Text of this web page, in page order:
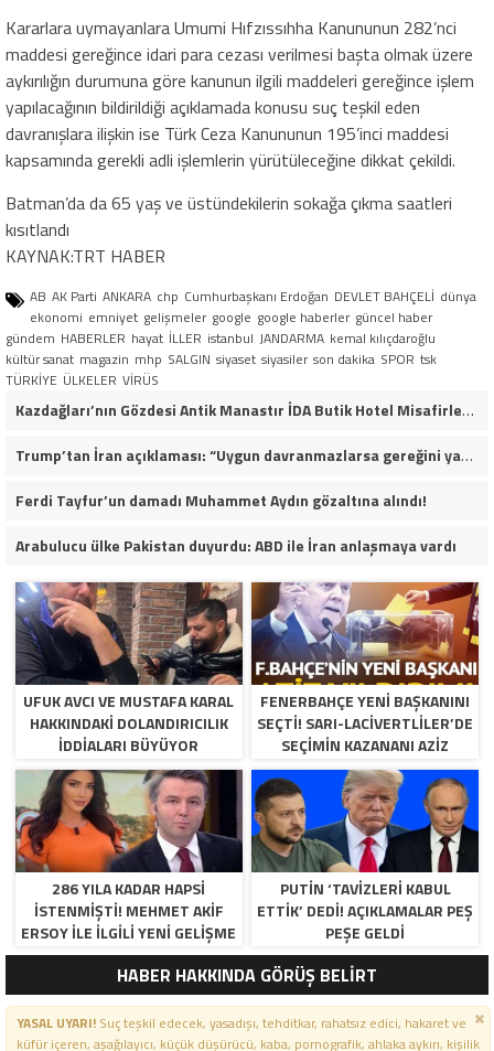
Kararlara uymayanlara Umumi Hıfzıssıhha Kanununun 282’nci
maddesi gereğince idari para cezası verilmesi başta olmak üzere
aykırılığın durumuna göre kanunun ilgili maddeleri gereğince işlem
yapılacağının bildirildiği açıklamada konusu suç teşkil eden
davranışlara ilişkin ise Türk Ceza Kanununun 195’inci maddesi
kapsamında gerekli adli işlemlerin yürütüleceğine dikkat çekildi.
Batman’da da 65 yaş ve üstündekilerin sokağa çıkma saatleri
kısıtlandı
KAYNAK:TRT HABER
AB AK Parti ANKARA chp Cumhurbaşkanı Erdoğan DEVLET BAHÇELİ dünya
ekonomi emniyet gelişmeler google google haberler güncel haber
gündem HABERLER hayat İLLER istanbul JANDARMA kemal kılıçdaroğlu
kültür sanat magazin mhp SALGIN siyaset siyasiler son dakika SPOR tsk
TÜRKİYE ÜLKELER VİRÜS
Kazdağları’nın Gözdesi Antik Manastır İDA Butik Hotel Misafirlerinden Tam Not Alıyor
Trump’tan İran açıklaması: “Uygun davranmazlarsa gereğini yaparım”
Ferdi Tayfur’un damadı Muhammet Aydın gözaltına alındı!
Arabulucu ülke Pakistan duyurdu: ABD ile İran anlaşmaya vardı
UFUK AVCI VE MUSTAFA KARAL
HAKKINDAKI DOLANDIRICILIK
İDDIALARI BÜYÜYOR
FENERBAHÇE YENI BAŞKANINI
SEÇTI! SARI-LACIVERTLILER’DE
SEÇIMIN KAZANANI AZIZ
YILDIRIM OLDU
286 YILA KADAR HAPSI
ISTENMIŞTI! MEHMET AKIF
ERSOY ILE ILGILI YENI GELIŞME
PUTIN ‘TAVIZLERI KABUL
ETTIK’ DEDI! AÇIKLAMALAR PEŞ
PEŞE GELDI
HABER HAKKINDA GÖRÜŞ BELİRT
YASAL UYARI!Suç teşkil edecek, yasadışı, tehditkar, rahatsız edici, hakaret ve
küfür içeren, aşağılayıcı, küçük düşürücü, kaba, pornografik, ahlaka aykırı, kişilik